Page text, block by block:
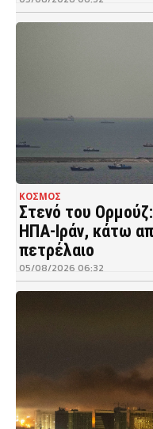
ΚΟΣΜΟΣ
Στενό του
ΗΠΑ-Ιράν, κάτω
πετρέλαιο
05/08/2026 06:32